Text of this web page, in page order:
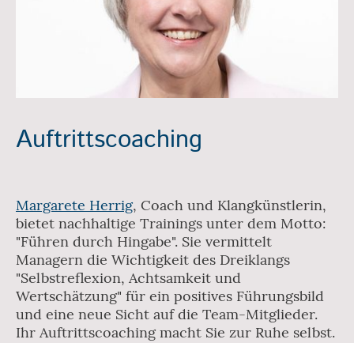
Auftrittscoaching
Margarete Herrig, Coach und Klangkünstlerin,
bietet nachhaltige Trainings unter dem Motto:
"Führen durch Hingabe". Sie vermittelt
Managern die Wichtigkeit des Dreiklangs
"Selbstreflexion, Achtsamkeit und
Wertschätzung" für ein positives Führungsbild
und eine neue Sicht auf die Team-Mitglieder.
Ihr Auftrittscoaching macht Sie zur Ruhe selbst.